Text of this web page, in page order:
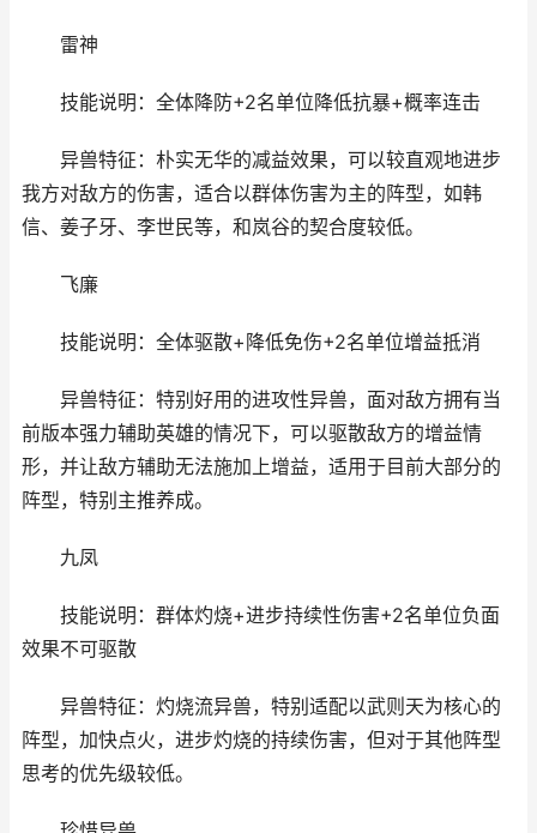
雷神
技能说明：全体降防+2名单位降低抗暴+概率连击
异兽特征：朴实无华的减益效果，可以较直观地进步
我方对敌方的伤害，适合以群体伤害为主的阵型，如韩
信、姜子牙、李世民等，和岚谷的契合度较低。
飞廉
技能说明：全体驱散+降低免伤+2名单位增益抵消
异兽特征：特别好用的进攻性异兽，面对敌方拥有当
前版本强力辅助英雄的情况下，可以驱散敌方的增益情
形，并让敌方辅助无法施加上增益，适用于目前大部分的
阵型，特别主推养成。
九凤
技能说明：群体灼烧+进步持续性伤害+2名单位负面
效果不可驱散
异兽特征：灼烧流异兽，特别适配以武则天为核心的
阵型，加快点火，进步灼烧的持续伤害，但对于其他阵型
思考的优先级较低。